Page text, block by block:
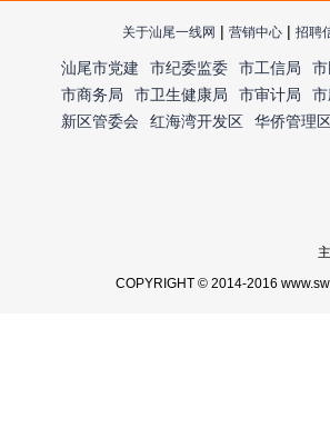
关于汕尾一线网 | 营销中心 | 招聘
汕尾市党建 市纪委监委 市工信局
市商务局
市卫生健康局 市审计局
新区管委会
红海湾开发区 华侨管理
COPYRIGHT © 2014-2016